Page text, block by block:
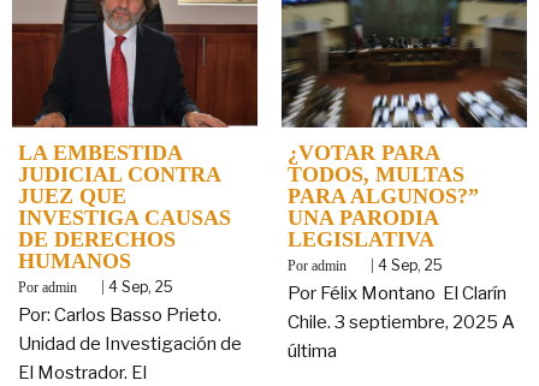
LA EMBESTIDA
JUDICIAL CONTRA
JUEZ QUE
INVESTIGA CAUSAS
DE DERECHOS
HUMANOS
By admin 4 Sep, 25
Por: Carlos Basso Prieto.
Unidad de Investigación de
El Mostrador. El
¿VOTAR PARA
TODOS, MULTAS
PARA ALGUNOS?”
UNA PARODIA
LEGISLATIVA
By admin 4 Sep, 25
Por Félix Montano El Clarín
Chile. 3 septiembre, 2025 A
última